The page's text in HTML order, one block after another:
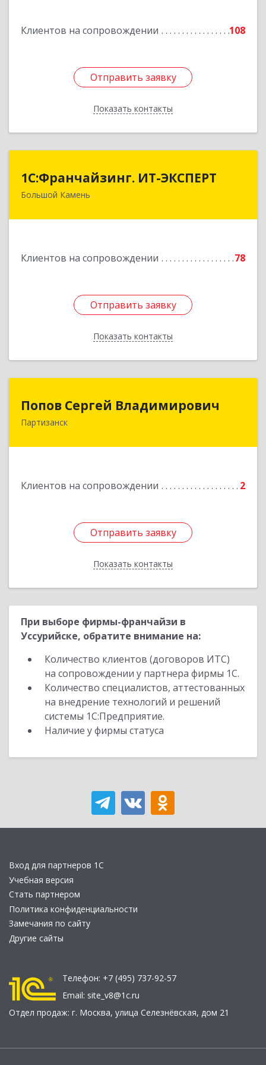
Клиентов на сопровождении 108
Отправить заявку
Показать контакты
Отправить заявку
Назад
1С:Франчайзинг. ИТ-ЭКСПЕРТ
Большой Камень
Клиентов на сопровождении 78
Отправить заявку
Показать контакты
1С:Франчайзинг. ИТ-ЭКСПЕРТ
692806, Приморский край, Большой Камень г,
Отправить заявку
Назад
Попов Сергей Владимирович
Партизанск
Клиентов на сопровождении 2
Отправить заявку
Показать контакты
Попов Сергей Владимирович
692922, Приморский край, г. Находка, ул.
Отправить заявку
Назад
При выборе фирмы-франчайзи в
Уссурийске, обратите внимание на:
Количество клиентов (договоров ИТС)
на сопровождении у партнера фирмы 1С.
Количество специалистов, аттестованных
на внедрение технологий и решений
системы 1С:Предприятие.
Наличие у фирмы статуса
Вход для партнеров 1С
Учебная версия
Стать партнером
Политика конфиденциальности
Замечания по сайту
Другие сайты
Телефон: +7 (495) 737-92-57
Email: site_v8@1c.ru
Отдел продаж: г. Москва, улица Селезнёвская, дом 21